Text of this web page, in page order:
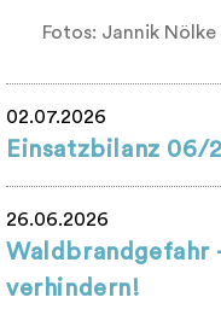
Fotos: Jannik Nölke
02.07.2026
Einsatzbilanz 06/
26.06.2026
Waldbrandgefahr
verhindern!